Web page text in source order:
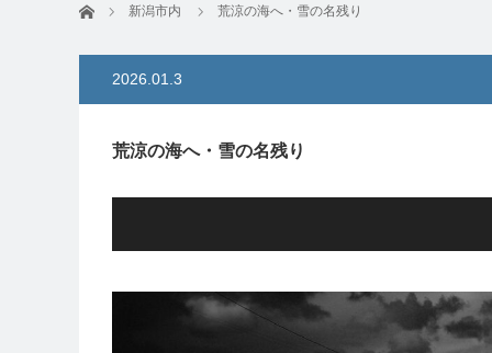
ホーム 新潟市内 荒涼の海へ・雪の名残り
2026.01.3
荒涼の海へ・雪の名残り